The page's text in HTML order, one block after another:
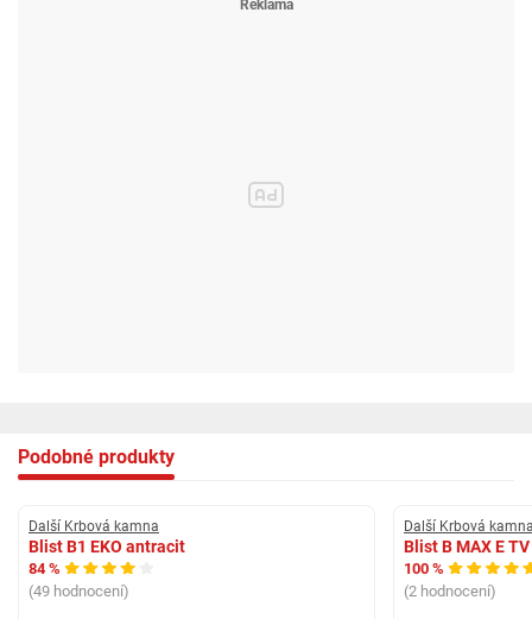
Podobné produkty
Další Krbová kamna
Blist B1 EKO antracit
84 %
(49 hodnocení)
Další Krbová
Blist B MAX E
100 %
(2 hodnocení)